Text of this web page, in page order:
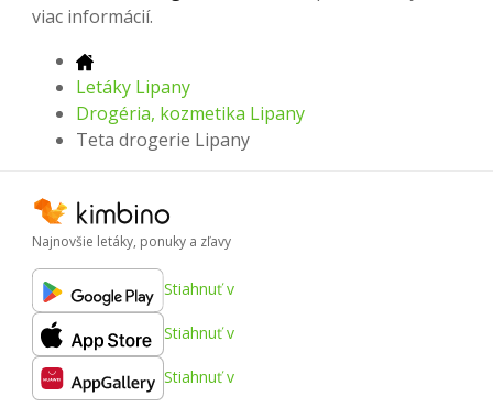
viac informácií.
Letáky Lipany
Drogéria, kozmetika Lipany
Teta drogerie Lipany
Najnovšie letáky, ponuky a zľavy
Stiahnuť v
Stiahnuť v
Stiahnuť v